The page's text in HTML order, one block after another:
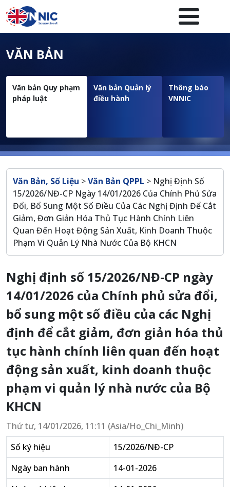
Nhảy đến nội dung
Menuheader của website
VĂN BẢN
Văn bản Quy phạm
pháp luật
Văn bản Quản lý
điều hành
Thông báo
VNNIC
Breadcrumb
Văn Bản, Số Liệu >Văn Bản QPPL > Nghị Định Số
15/2026/NĐ-CP Ngày 14/01/2026 Của Chính Phủ Sửa
Đổi, Bổ Sung Một Số Điều Của Các Nghị Định Để Cắt
Giảm, Đơn Giản Hóa Thủ Tục Hành Chính Liên
Quan Đến Hoạt Động Sản Xuất, Kinh Doanh Thuộc
Phạm Vi Quản Lý Nhà Nước Của Bộ KHCN
Nghị định số 15/2026/NĐ-CP ngày
14/01/2026 của Chính phủ sửa đổi,
bổ sung một số điều của các Nghị
định để cắt giảm, đơn giản hóa thủ
tục hành chính liên quan đến hoạt
động sản xuất, kinh doanh thuộc
phạm vi quản lý nhà nước của Bộ
KHCN
Thứ tư, 14/01/2026, 11:11 (Asia/Ho_Chi_Minh)
Số ký hiệu
15/2026/NĐ-CP
Ngày ban hành
14-01-2026